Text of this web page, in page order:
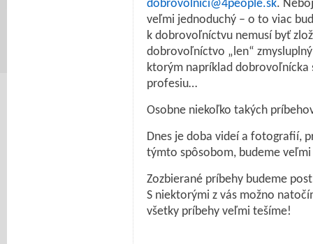
dobrovolnici@4people.sk.
veľmi jednoduchý – o to viac
k dobrovoľníctvu nemusí byť
dobrovoľníctvo „len“
ktorým napríklad dobrovoľnícka
profesiu…
Osobne niekoľko takých
Dnes je doba videí a fotografií,
týmto spôsobom, budeme
Zozbierané príbehy budeme
S niektorými z vás možno
všetky príbehy veľmi tešíme!